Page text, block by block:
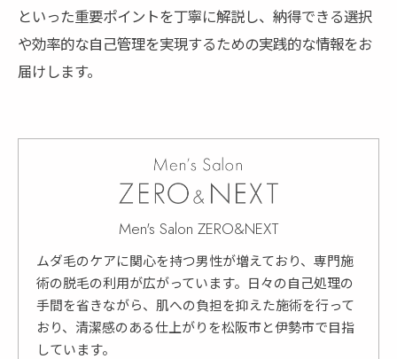
といった重要ポイントを丁寧に解説し、納得できる選択
や効率的な自己管理を実現するための実践的な情報をお
届けします。
Men's Salon ZERO&NEXT
ムダ毛のケアに関心を持つ男性が増えており、専門施
術の脱毛の利用が広がっています。日々の自己処理の
手間を省きながら、肌への負担を抑えた施術を行って
おり、清潔感のある仕上がりを松阪市と伊勢市で目指
しています。